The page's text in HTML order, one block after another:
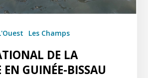
Les Champs
DE LA
EN GUINÉE-BISSAU